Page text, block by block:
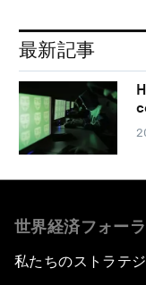
最新記事
世界経済フォー
私たちのストラテ